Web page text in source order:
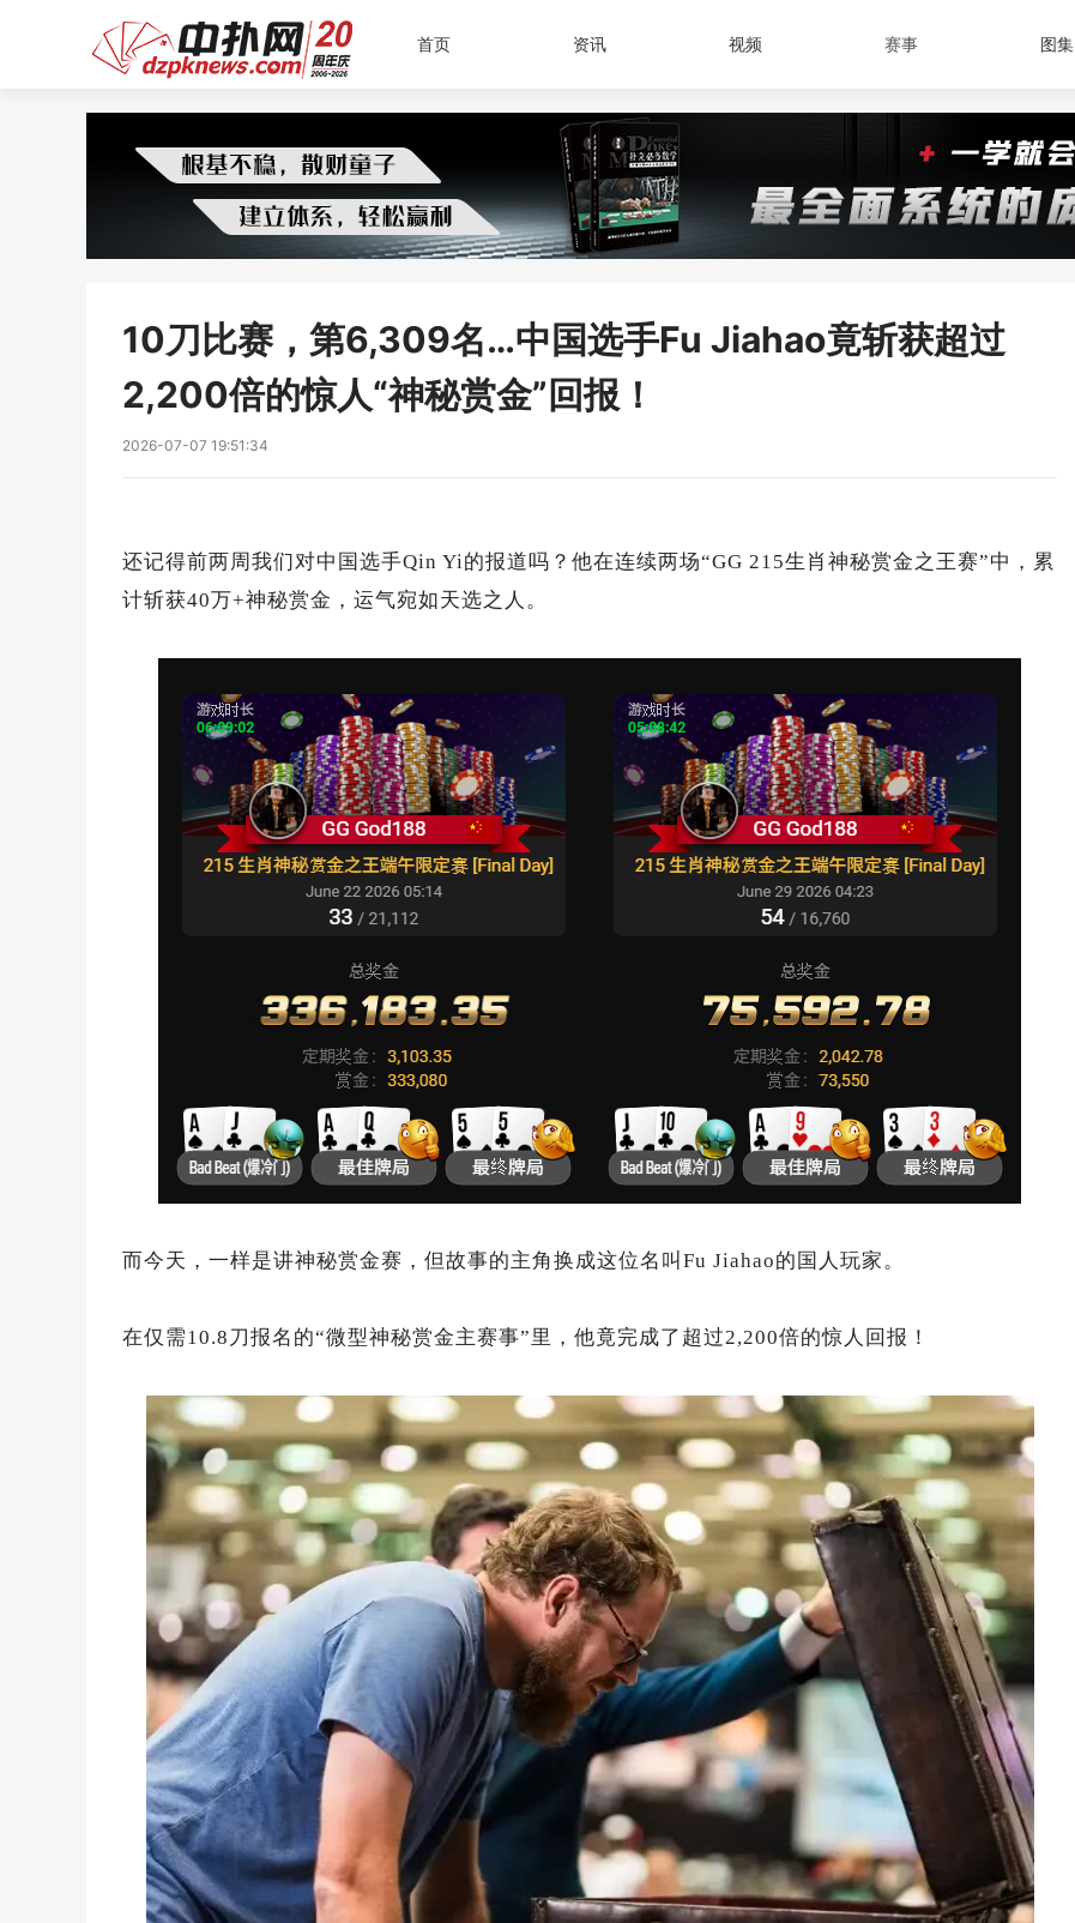
首页 资讯 视频 赛事 图集
10刀比赛，第6,309名…中国选手Fu Jiahao竟斩获超过
2,200倍的惊人“神秘赏金”回报！
2026-07-07 19:51:34
还记得前两周我们对中国选手Qin Yi的报道吗？他在连续两场“GG 215生肖神秘赏金之王赛”中，累
计斩获40万+神秘赏金，运气宛如天选之人。
而今天，一样是讲神秘赏金赛，但故事的主角换成这位名叫Fu Jiahao的国人玩家。
在仅需10.8刀报名的“微型神秘赏金主赛事”里，他竟完成了超过2,200倍的惊人回报！